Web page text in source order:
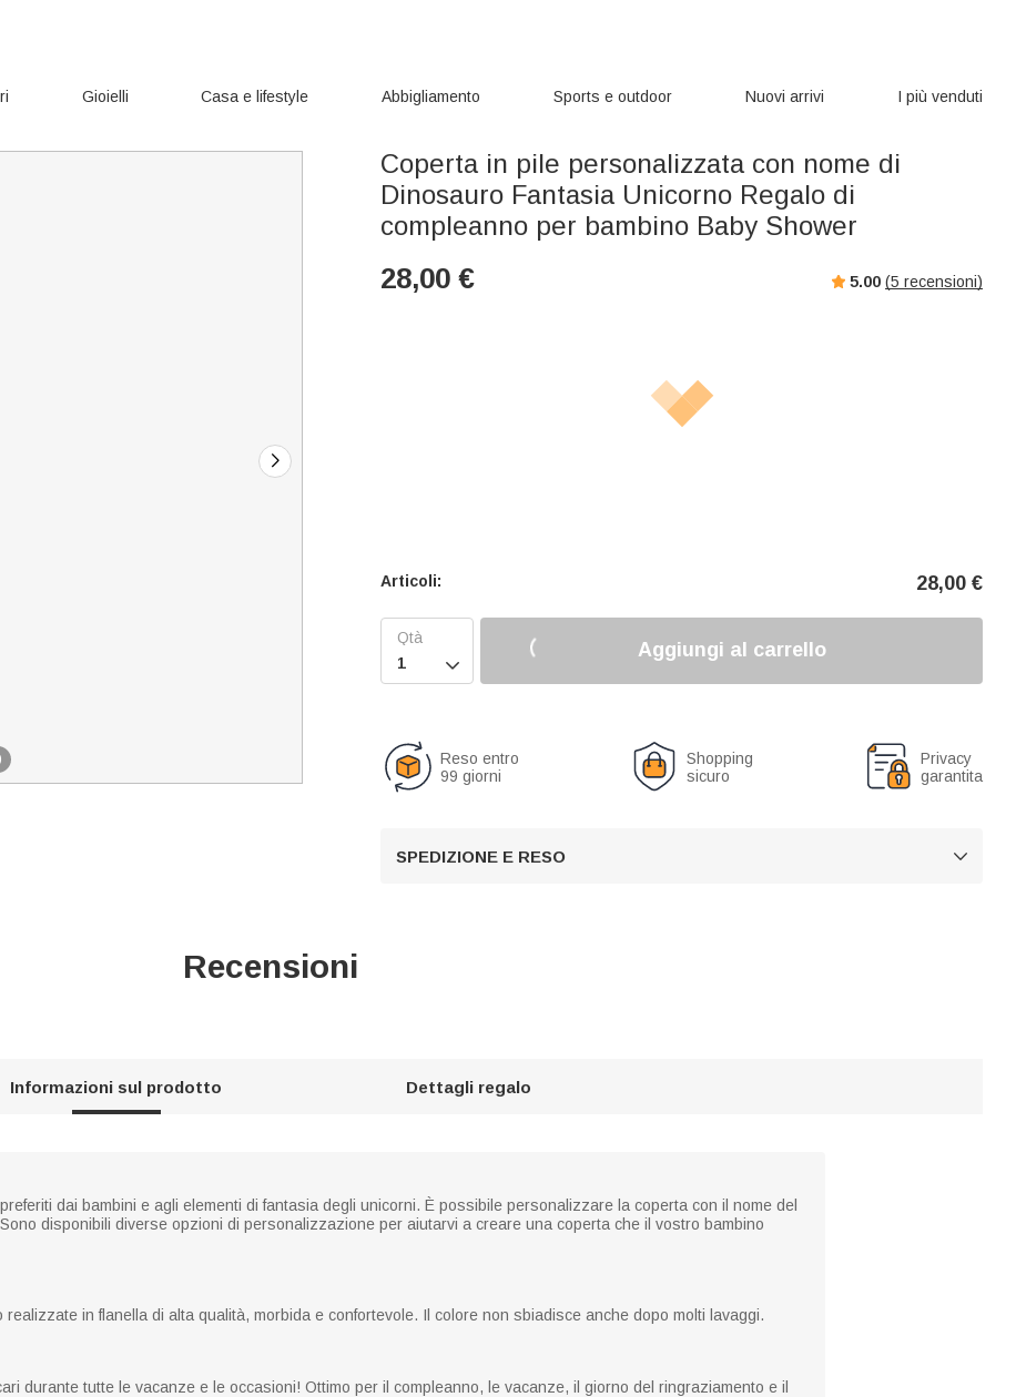
Gioielli Casa e lifestyle Abbigliamento Sports e outdoor Nuovi arrivi I più venduti
Coperta in pile personalizzata con nome di
Dinosauro Fantasia Unicorno Regalo di
compleanno per bambino Baby Shower
28,00 € 5.00 (5 recensioni)
Articoli: 28,00 €

Aggiungi al carrello
Reso entro
99 giorni
Shopping
sicuro
Privacy
garantita
SPEDIZIONE E RESO 
Recensioni
Informazioni sul prodotto Dettagli regalo
dai bambini e agli elementi di fantasia degli unicorni. È possibile personalizzare la coperta con il nome del
disponibili diverse opzioni di personalizzazione per aiutarvi a creare una coperta che il vostro bambino
in flanella di alta qualità, morbida e confortevole. Il colore non sbiadisce anche dopo molti lavaggi.
durante tutte le vacanze e le occasioni! Ottimo per il compleanno, le vacanze, il giorno del ringraziamento e il